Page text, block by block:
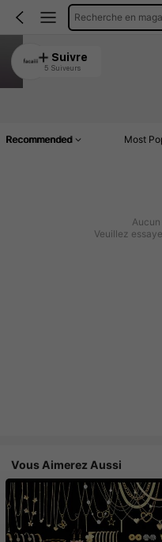
Recherche en
facaiii
4.97
Suivre
5 Suiveurs
Recommended Most
Veuillez
Vous Aimerez Aussi